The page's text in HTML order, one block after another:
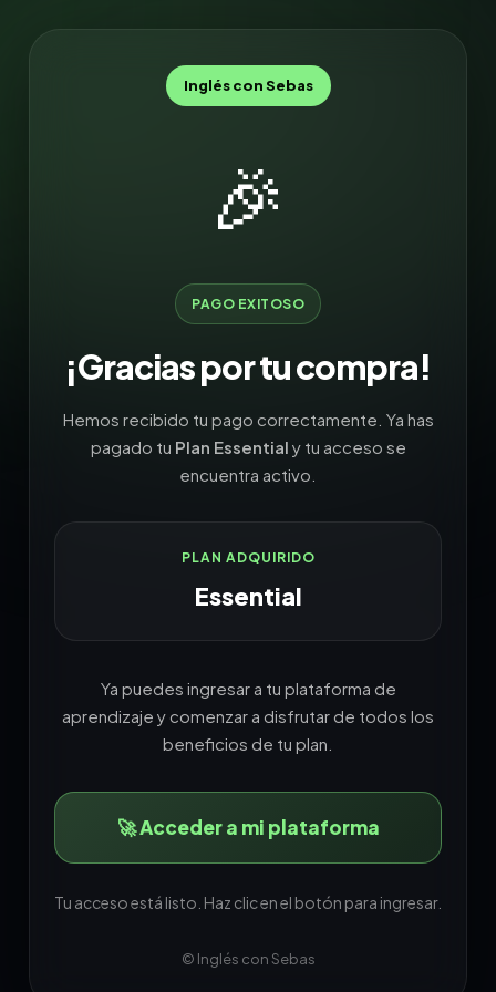
Inglés con Sebas
🎉
PAGO EXITOSO
¡Gracias por tu compra!
Hemos recibido tu pago correctamente. Ya has
pagado tu Plan Essential y tu acceso se
encuentra activo.
PLAN ADQUIRIDO
Essential
Ya puedes ingresar a tu plataforma de
aprendizaje y comenzar a disfrutar de todos los
beneficios de tu plan.
🚀 Acceder a mi plataforma
Tu acceso está listo. Haz clic en el botón para ingresar.
© Inglés con Sebas